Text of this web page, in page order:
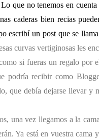
que no tenemos en
caderas bien recias
escribí un post que se llama
curvas vertiginosas les
si fueras un regalo por
podría recibir como
que debía dejarse llevar y
una vez llegamos a la
Ya está en vuestra cama